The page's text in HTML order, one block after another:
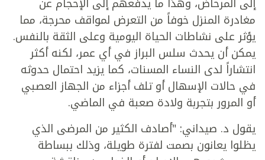
مغادرة المنزل خوفاً من التعرض لمواقف محرجة، مما
يؤثر على نشاطات الحياة اليومية وعلى الثقة بالنفس.
يمكن أن يحدث سلس البراز في أي عمر، لكنه أكثر
انتشاراً لدى النساء المسنات، كما يزيد احتمال حدوثه
في حالات الإسهال أو تلف أجزاء من الجهاز العصبي
أو المرور بتجربة ولادة صعبة في الماضي.
يقول د. صيداني: "أصادف الكثير من المرضى الذي
يظلوا يعانون بصمت لفترة طويلة، وذلك ببساطة